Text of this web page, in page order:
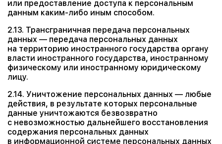
или предоставление доступа к персональным
данным каким-либо иным способом.
2.13. Трансграничная передача персональных
данных — передача персональных данных
на территорию иностранного государства органу
власти иностранного государства, иностранному
физическому или иностранному юридическому
лицу.
2.14. Уничтожение персональных данных — любые
действия, в результате которых персональные
данные уничтожаются безвозвратно
с невозможностью дальнейшего восстановления
содержания персональных данных
в информационной системе персональных данных